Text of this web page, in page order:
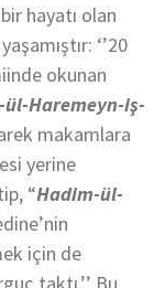
hayatı olan
‘’20
okunan
Haremeyn-iş-
makamlara
yerine
“Hadim-ül-
için de